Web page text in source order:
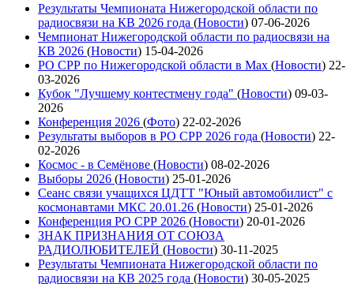
Результаты Чемпионата Нижегородской области по
радиосвязи на КВ 2026 года (Новости) 07-06-2026
Чемпионат Нижегородской области по радиосвязи на
КВ 2026 (Новости) 15-04-2026
РО СРР по Нижегородской области в Max (Новости) 22-
03-2026
Кубок "Лучшему контестмену года" (Новости) 09-03-
2026
Конференция 2026 (Фото) 22-02-2026
Результаты выборов в РО СРР 2026 года (Новости) 22-
02-2026
Космос - в Семёнове (Новости) 08-02-2026
Выборы 2026 (Новости) 25-01-2026
Сеанс связи учащихся ЦДТТ "Юный автомобилист" с
космонавтами МКС 20.01.26 (Новости) 25-01-2026
Конференция РО СРР 2026 (Новости) 20-01-2026
ЗНАК ПРИЗНАНИЯ ОТ СОЮЗА
РАДИОЛЮБИТЕЛЕЙ (Новости) 30-11-2025
Результаты Чемпионата Нижегородской области по
радиосвязи на КВ 2025 года (Новости) 30-05-2025